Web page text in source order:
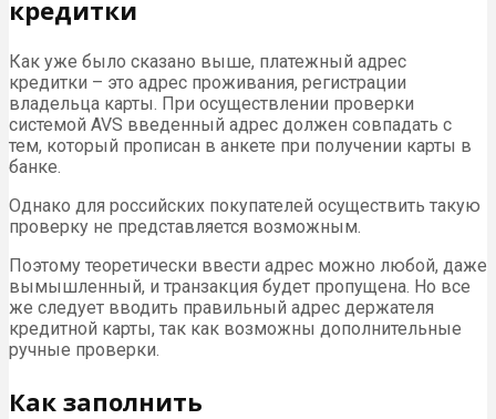
кредитки
Как уже было сказано выше, платежный адрес
кредитки – это адрес проживания, регистрации
владельца карты. При осуществлении проверки
системой AVS введенный адрес должен совпадать с
тем, который прописан в анкете при получении карты в
банке.
Однако для российских покупателей осуществить такую
проверку не представляется возможным.
Поэтому теоретически ввести адрес можно любой, даже
вымышленный, и транзакция будет пропущена. Но все
же следует вводить правильный адрес держателя
кредитной карты, так как возможны дополнительные
ручные проверки.
Как заполнить